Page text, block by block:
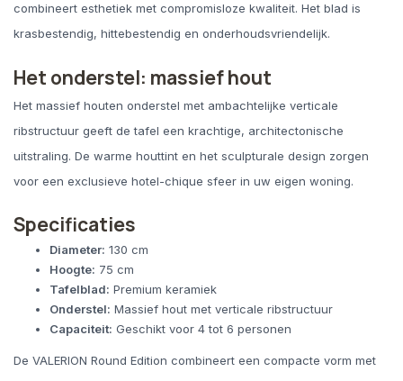
combineert esthetiek met compromisloze kwaliteit. Het blad is
krasbestendig, hittebestendig en onderhoudsvriendelijk.
Het onderstel: massief hout
Het massief houten onderstel met ambachtelijke verticale
ribstructuur geeft de tafel een krachtige, architectonische
uitstraling. De warme houttint en het sculpturale design zorgen
voor een exclusieve hotel-chique sfeer in uw eigen woning.
Specificaties
Diameter: 130 cm
Hoogte: 75 cm
Tafelblad: Premium keramiek
Onderstel: Massief hout met verticale ribstructuur
Capaciteit: Geschikt voor 4 tot 6 personen
De VALERION Round Edition combineert een compacte vorm met